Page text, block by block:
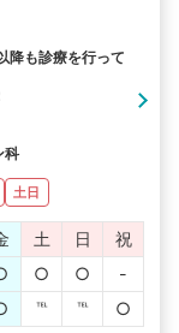
降も診療を行って
科
土日
土 日
祝
○ ○
-
℡ ℡ ○